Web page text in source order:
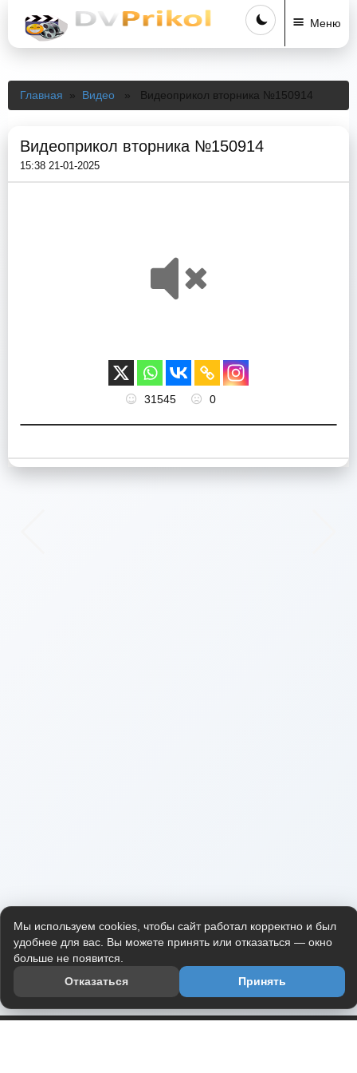
Меню
Главная » Видео » Видеоприкол вторника №150914
Видеоприкол вторника №150914
15:38 21-01-2025
31545 0
Мы используем cookies, чтобы сайт работал корректно и был
удобнее для вас. Вы можете принять или отказаться — окно
больше не появится.
Отказаться
Принять